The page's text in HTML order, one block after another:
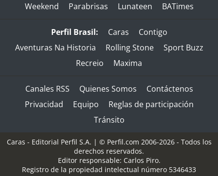
Weekend
Parabrisas Lunateen BATimes
Perfil Brasil: Caras
Contigo
Aventuras Na Historia
Rolling Stone
Sport Buzz
Recreio
Maxima
Canales RSS Quienes Somos
Contáctenos
Privacidad
Equipo
Reglas de participación
Tránsito
Caras - Editorial Perfil S.A. | © Perfil.com 2006-2026 - Todos los
derechos reservados.
Editor responsable: Carlos Piro.
Registro de la propiedad intelectual número 5346433